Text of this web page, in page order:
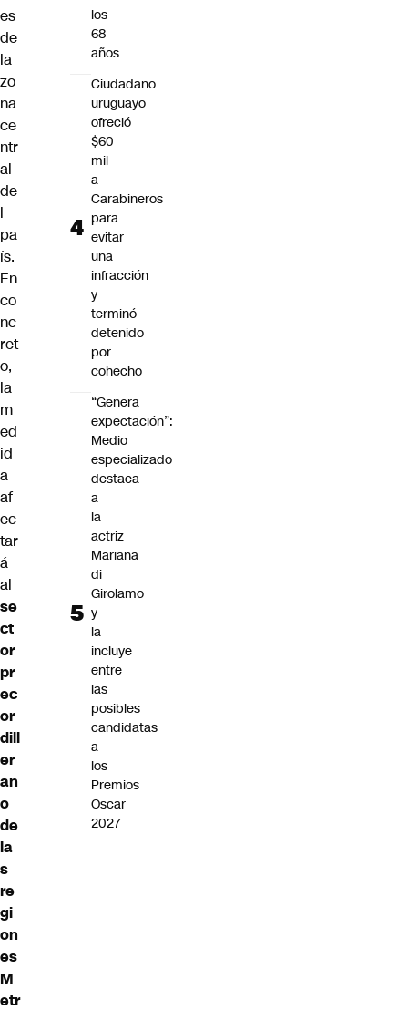
es
de
la
zo
na
ce
ntr
al
de
l
pa
ís.
En
co
nc
ret
o,
la
m
ed
id
a
af
ec
tar
á
al
se
ct
or
pr
ec
or
dill
er
an
o
de
la
s
re
gi
on
es
M
etr
los
68
años
Ciudadano
uruguayo
ofreció
$60
mil
a
Carabineros
para
evitar
una
infracción
y
terminó
detenido
por
cohecho
“Genera
expectación”:
Medio
especializado
destaca
a
la
actriz
Mariana
di
Girolamo
y
la
incluye
entre
las
posibles
candidatas
a
los
Premios
Oscar
2027